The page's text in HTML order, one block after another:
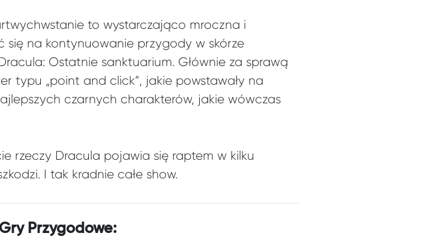
to wystarczająco mroczna i
na kontynuowanie przygody w skórze
Ostatnie sanktuarium. Głównie za sprawą
typu „point and click”, jakie powstawały na
czarnych charakterów, jakie wówczas
rzeczy Dracula pojawia się raptem w kilku
I tak kradnie całe show.
Przygodowe: